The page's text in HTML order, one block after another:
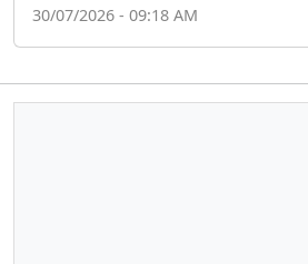
30/07/2026 - 09:18 AM